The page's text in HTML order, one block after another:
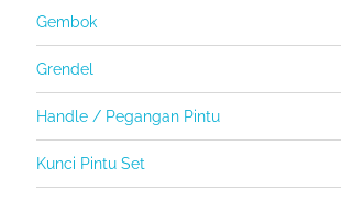
Gembok
Grendel
Handle / Pegangan Pintu
Kunci Pintu Set